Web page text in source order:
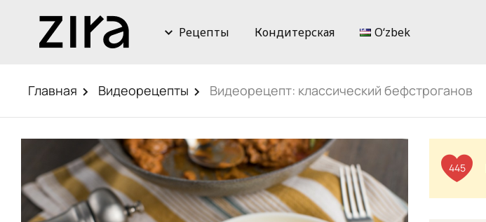
Рецепты Кондитерская Oʻzbek
Главная Видеорецепты Видеорецепт: классический бефстроганов
445